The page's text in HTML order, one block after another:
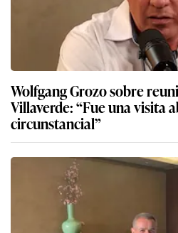
Julián Pérez Mallqui: Estos
por agresión y diligencias
aún más situación de